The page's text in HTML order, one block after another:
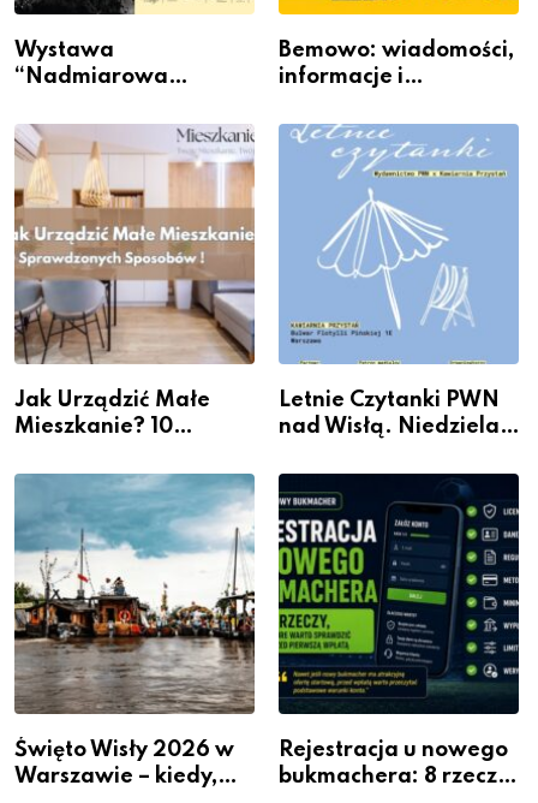
Wystawa
“Nadmiarowa
Galerii XX1
Bemowo: wiadomości,
informacje i
Jak Urządzić Małe
Mieszkanie? 10
Przestrzeni Bez
Kosztownego Remontu
Letnie Czytanki PWN
nad Wisłą. Niedziela z
dla siebie
Święto Wisły 2026 w
Warszawie – kiedy,
Rejestracja u nowego
bukmachera: 8 rzeczy,